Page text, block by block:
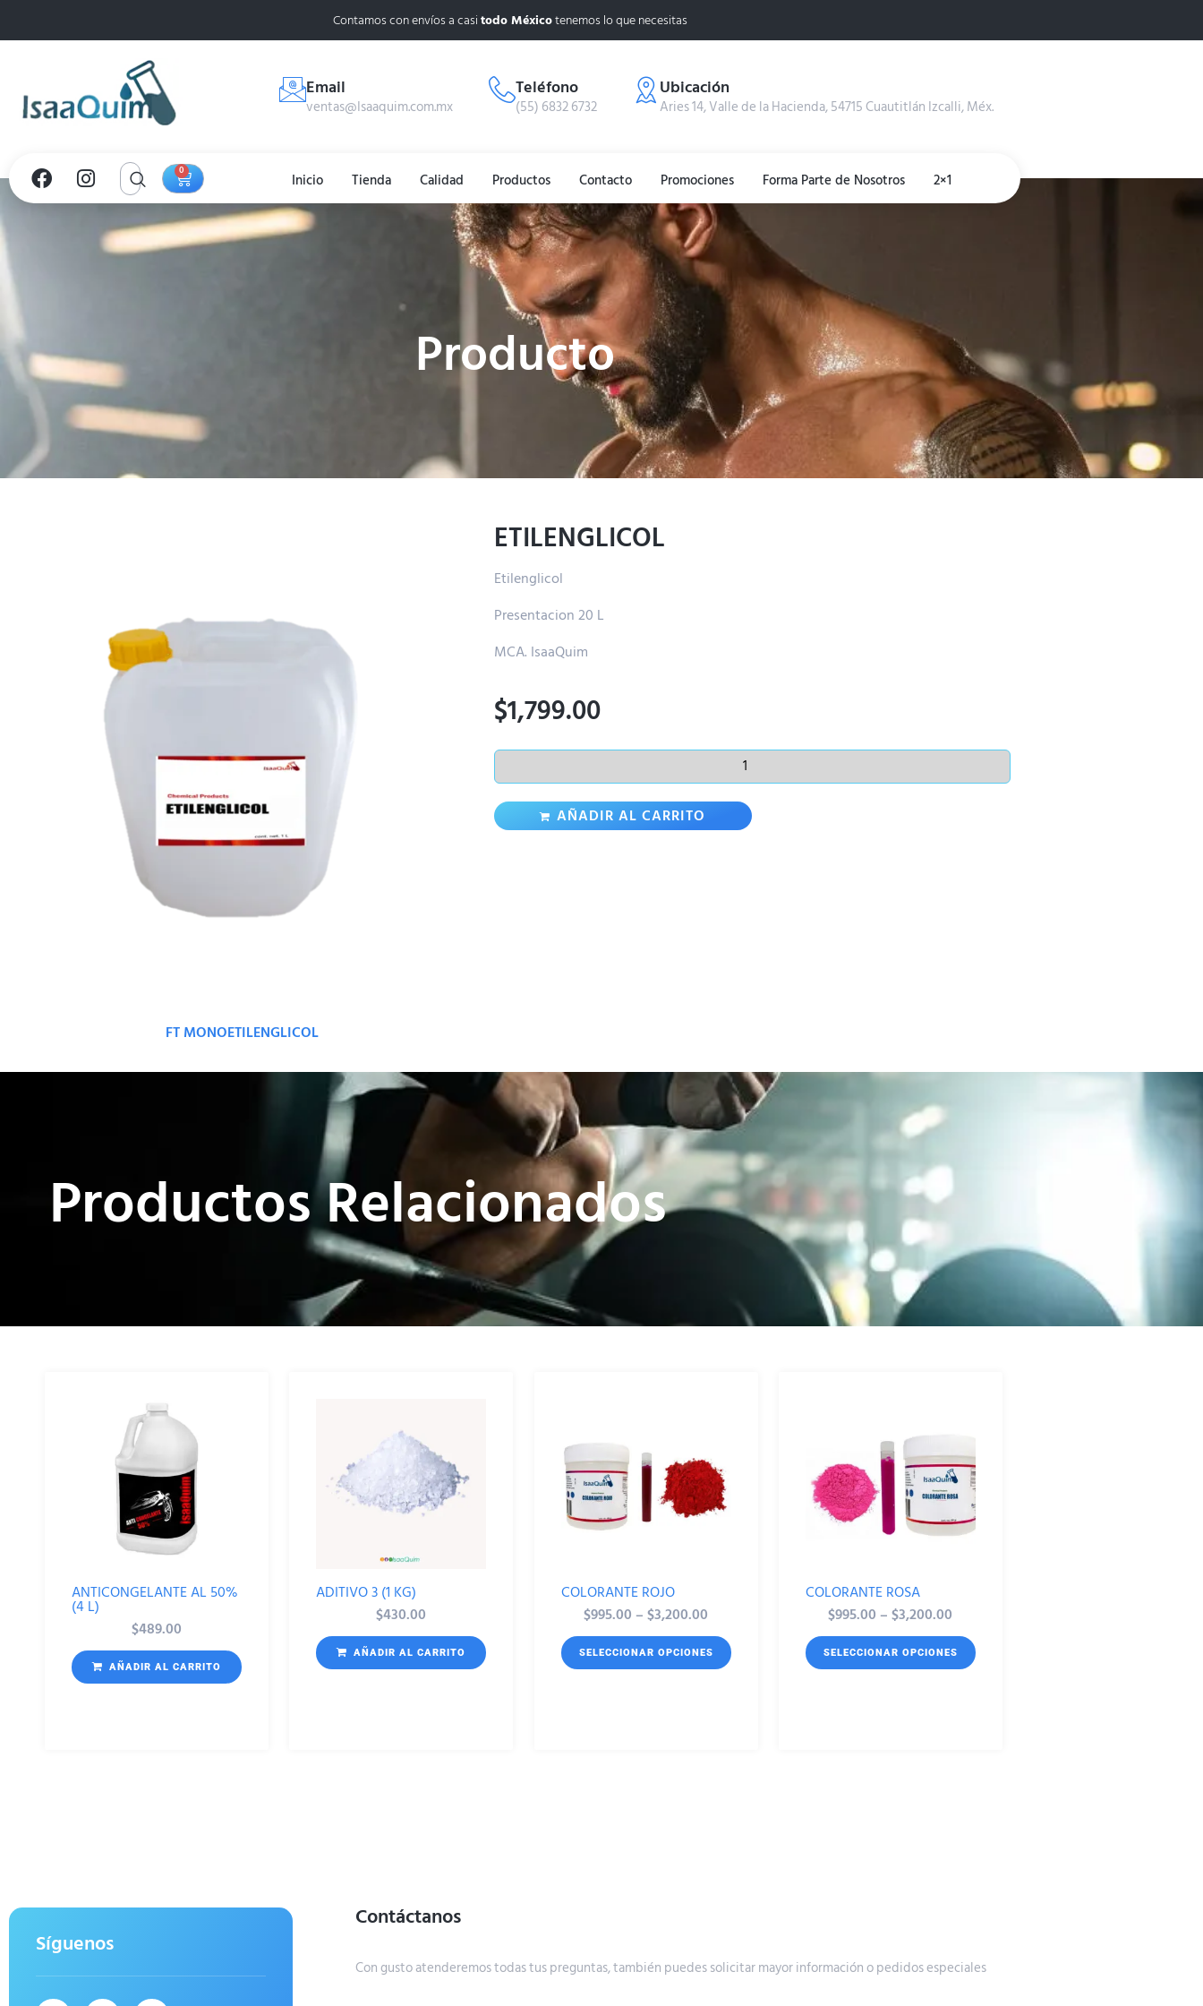
Contamos con envíos a casitodo Méxicotenemos lo que necesitas
Email
ventas@Isaaquim.com.mx
Teléfono
(55) 6832 6732
Ubicación
Aries 14, Valle de la Hacienda, 54715 Cuautitlán Izcalli, Méx.
0 Inicio Tienda Calidad Productos Contacto Promociones Forma Parte de Nosotros 2×1
Producto
FT MONOETILENGLICOL
ETILENGLICOL
Etilenglicol
Presentacion 20 L
MCA. IsaaQuim
$1,799.00
AÑADIR AL CARRITO
Productos Relacionados
ANTICONGELANTE AL 50%
(4 L)
$489.00
AÑADIR AL CARRITO
ADITIVO 3 (1 KG)
$430.00
AÑADIR AL CARRITO
COLORANTE ROJO
$995.00 –$3,200.00
SELECCIONAR OPCIONES
COLORANTE ROSA
$995.00 – $3,200.00
SELECCIONAR OPCIONES
Síguenos
Contáctanos
Con gusto atenderemos todas tus preguntas, también puedes solicitar mayor información o pedidos especiales